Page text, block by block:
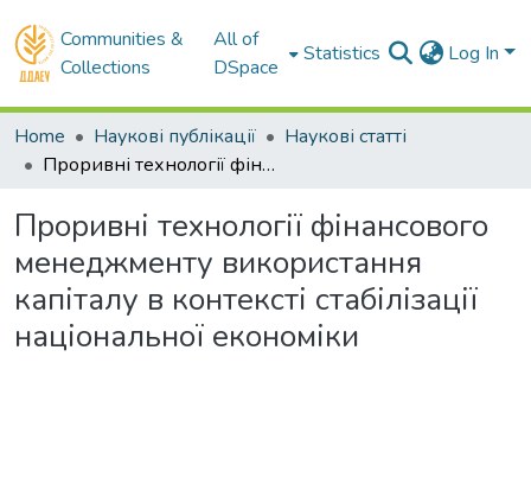
Communities &
Collections
All of
DSpace
Statistics Log In
Home Наукові публікації
Наукові статті
Проривні технології фінансового менеджменту використання капіталу в контексті стабілізації національної економіки
Проривні технології фінансового
менеджменту використання
капіталу в контексті стабілізації
національної економіки